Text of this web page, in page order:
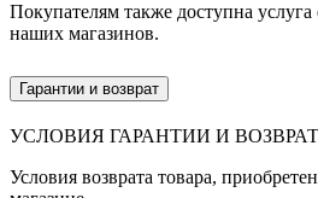
Покупателям также доступна услуга
наших магазинов.
Гарантии и возврат
УСЛОВИЯ ГАРАНТИИ И
Условия возврата товара,